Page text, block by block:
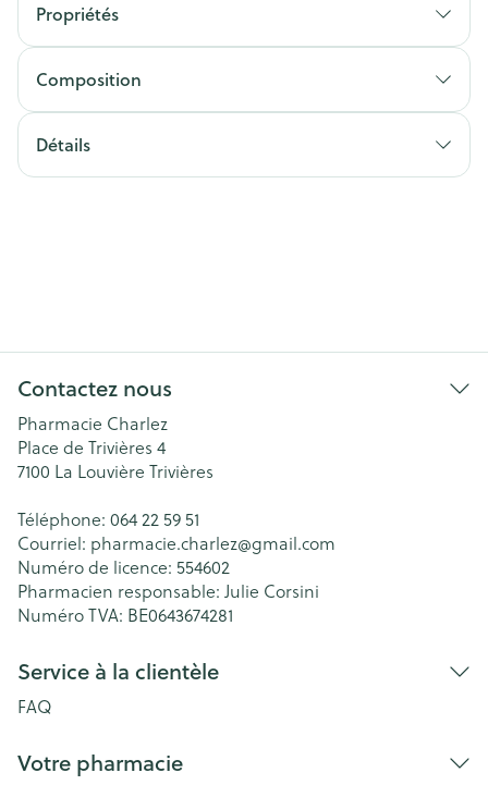
Propriétés
Composition
Détails
Contactez nous
Pharmacie Charlez
Place de Trivières 4
7100 La Louvière Trivières
Téléphone: 064 22 59 51
Courriel: pharmacie.charlez@gmail.com
Numéro de licence: 554602
Pharmacien responsable: Julie Corsini
Numéro TVA: BE0643674281
Service à la clientèle
FAQ
Votre pharmacie